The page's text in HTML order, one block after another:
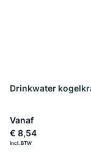
Drinkwater
Vanaf
€ 8,54